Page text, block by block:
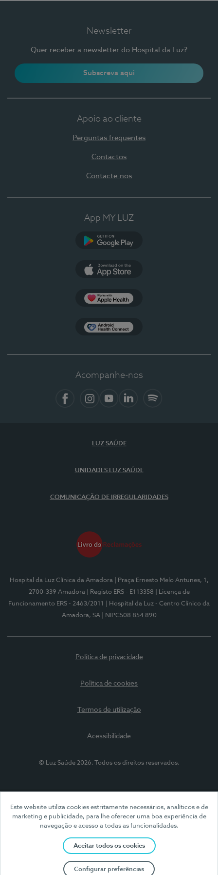
Este website utiliza cookies estritamente necessários, analíticos e de
marketing e publicidade, para lhe oferecer uma boa experiência de
navegação e acesso a todas as funcionalidades.
Aceitar todos os cookies
Configurar preferências
Newsletter
Quer receber a newsletter do Hospital da Luz?
Subscreva aqui
Apoio ao cliente
Perguntas frequentes
Contactos
Contacte-nos
App MY LUZ
Acompanhe-nos
LUZ SAÚDE
UNIDADES LUZ SAÚDE
COMUNICAÇÃO DE IRREGULARIDADES
Hospital da Luz Clínica da Amadora
| Praça Ernesto Melo Antunes, 1,
2700-339 Amadora
| Registo ERS - E113358
| Licença de
Funcionamento ERS - 2463/2011
| Hospital da Luz - Centro Clínico da
Amadora, SA
| NIPC508 854 890
Política de privacidade
Política de cookies
Termos de utilização
Acessibilidade
© Luz Saúde 2026. Todos os direitos reservados.